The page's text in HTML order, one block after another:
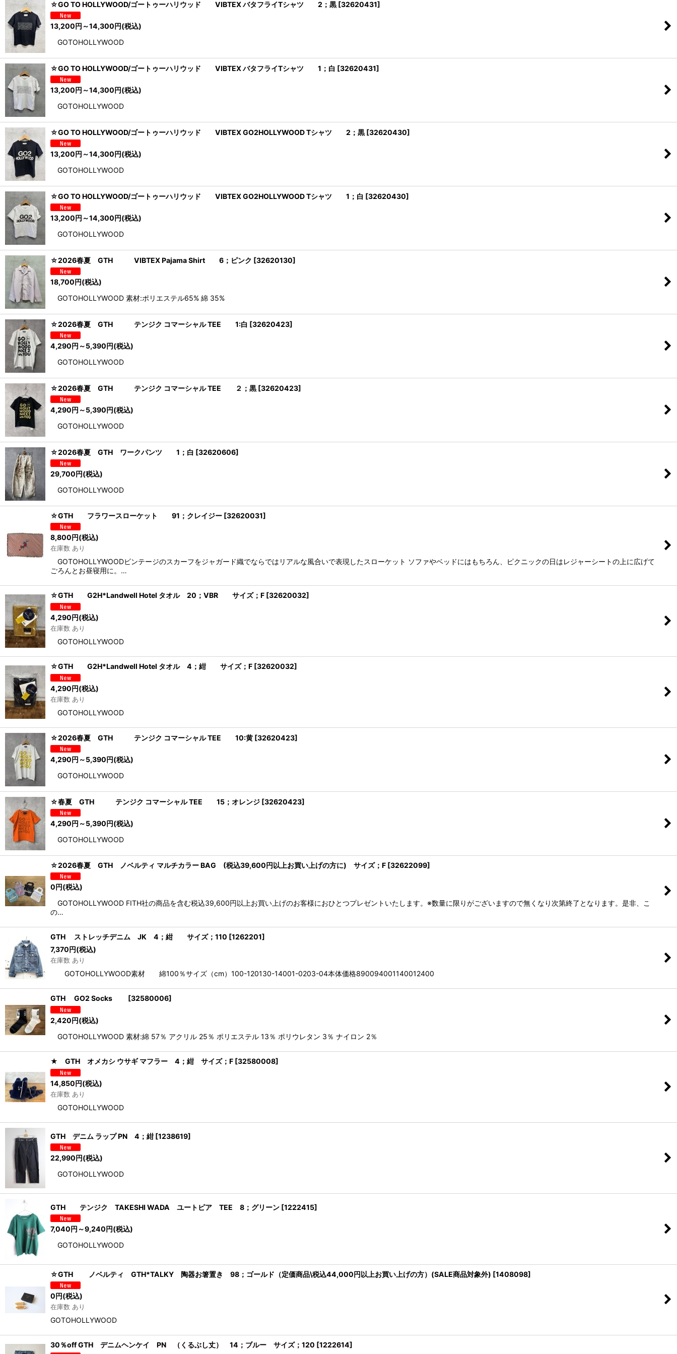
☆GO TO HOLLYWOOD/ゴートゥーハリウッド VIBTEX バタフライTシャツ 2；黒 [32620431]
13,200円 ～14,300円(税込)
GOTOHOLLYWOOD
☆GO TO HOLLYWOOD/ゴートゥーハリウッド VIBTEX バタフライTシャツ 1；白 [32620431]
13,200円 ～14,300円(税込)
GOTOHOLLYWOOD
☆GO TO HOLLYWOOD/ゴートゥーハリウッド VIBTEX GO2HOLLYWOOD Tシャツ 2；黒 [32620430]
13,200円 ～14,300円(税込)
GOTOHOLLYWOOD
☆GO TO HOLLYWOOD/ゴートゥーハリウッド VIBTEX GO2HOLLYWOOD Tシャツ 1；白 [32620430]
13,200円 ～14,300円(税込)
GOTOHOLLYWOOD
☆2026春夏 GTH VIBTEX Pajama Shirt 6；ピンク [32620130]
18,700円(税込)
GOTOHOLLYWOOD 素材:ポリエステル65% 綿 35%
☆2026春夏 GTH テンジク コマーシャル TEE 1:白 [32620423]
4,290円 ～5,390円(税込)
GOTOHOLLYWOOD
☆2026春夏 GTH テンジク コマーシャル TEE ２；黒 [32620423]
4,290円 ～5,390円(税込)
GOTOHOLLYWOOD
☆2026春夏 GTH ワークパンツ 1；白 [32620606]
29,700円(税込)
GOTOHOLLYWOOD
☆GTH フラワースローケット 91；クレイジー [32620031]
8,800円(税込)
在庫数 あり
GOTOHOLLYWOODビンテージのスカーフをジャガード織でならではリアルな風合いで表現したスローケット ソファやベッドにはもちろん、ピクニックの日はレジャーシートの上に広げて
ごろんとお昼寝用に。…
☆GTH G2H*Landwell Hotel タオル 20；VBR サイズ；F [32620032]
4,290円(税込)
在庫数 あり
GOTOHOLLYWOOD
☆GTH G2H*Landwell Hotel タオル 4；紺 サイズ；F [32620032]
4,290円(税込)
在庫数 あり
GOTOHOLLYWOOD
☆2026春夏 GTH テンジク コマーシャル TEE 10:黄 [32620423]
4,290円 ～5,390円(税込)
GOTOHOLLYWOOD
☆春夏 GTH テンジク コマーシャル TEE 15；オレンジ [32620423]
4,290円 ～5,390円(税込)
GOTOHOLLYWOOD
☆2026春夏 GTH ノベルティ マルチカラー BAG (税込39,600円以上お買い上げの方に) サイズ；F [32622099]
0円(税込)
GOTOHOLLYWOOD FITH社の商品を含む税込39,600円以上お買い上げのお客様におひとつプレゼントいたします。※数量に限りがございますので無くなり次第終了となります。是非、こ
の…
GTH ストレッチデニム JK 4；紺 サイズ；110 [1262201]
7,370円(税込)
在庫数 あり
GOTOHOLLYWOOD素材 綿100％サイズ（cm）100-120130-14001-0203-04本体価格890094001140012400
GTH GO2 Socks [32580006]
2,420円(税込)
GOTOHOLLYWOOD 素材:綿 57％ アクリル 25％ ポリエステル 13％ ポリウレタン 3％ ナイロン 2％
★ GTH オメカシ ウサギ マフラー 4；紺 サイズ；F [32580008]
14,850円(税込)
在庫数 あり
GOTOHOLLYWOOD
GTH デニム ラップ PN 4；紺 [1238619]
22,990円(税込)
GOTOHOLLYWOOD
GTH テンジク TAKESHI WADA ユートピア TEE 8；グリーン [1222415]
7,040円 ～9,240円(税込)
GOTOHOLLYWOOD
☆GTH ノベルティ GTH*TALKY 陶器お箸置き 98；ゴールド（定価商品\税込44,000円以上お買い上げの方）(SALE商品対象外) [1408098]
0円(税込)
在庫数 あり
GOTOHOLLYWOOD
30％off GTH デニムヘンケイ PN （くるぶし丈） 14；ブルー サイズ；120 [1222614]